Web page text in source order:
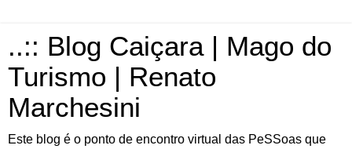
..:: Blog Caiçara | Mago do
Turismo | Renato
Marchesini
Este blog é o ponto de encontro virtual das PeSSoas que